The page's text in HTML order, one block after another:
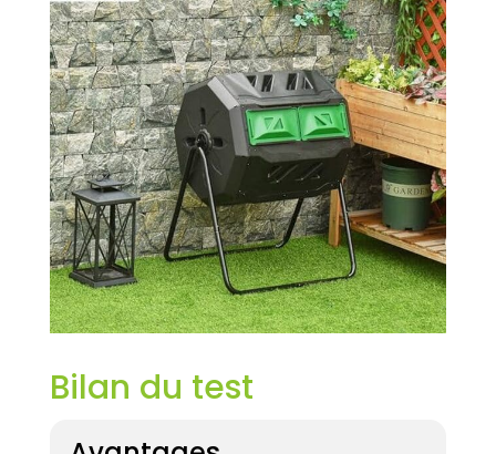
Bilan du test